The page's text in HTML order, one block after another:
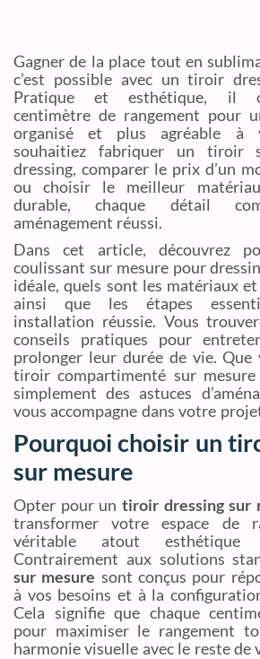
Gagner de la place tout en
c’est possible avec un tiroir
Pratique et esthétique, il
centimètre de rangement pour
organisé et plus agréable à
souhaitiez fabriquer un tiroir
dressing, comparer le prix d’un
ou choisir le meilleur
durable, chaque détail
aménagement réussi.
Dans cet article, découvrez
coulissant sur mesure pour
idéale, quels sont les matériaux
ainsi que les étapes
installation réussie. Vous
conseils pratiques pour
prolonger leur durée de vie. Que
tiroir compartimenté sur
simplement des astuces
vous accompagne dans votre
Pourquoi choisir un
sur mesure
Opter pour un tiroir dressing sur
transformer votre espace de
véritable atout esthétique
Contrairement aux solutions
sur mesure sont conçus pour
à vos besoins et à la
Cela signifie que chaque
pour maximiser le rangement
harmonie visuelle avec le reste